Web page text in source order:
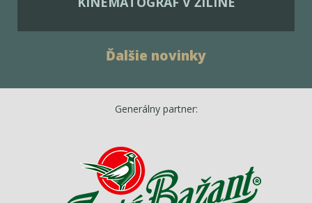
Ďalšie novinky
Generálny partner: